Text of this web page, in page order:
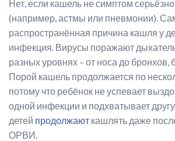
Нет, если кашель не симптом
(например, астмы или пневмонии).
распространённая причина кашля у
инфекция. Вирусы поражают
разных уровнях – от носа до бронхов,
Порой кашель продолжается по
потому что ребёнок не успевает
одной инфекции и подхватывает
детей продолжают кашлять даже
ОРВИ.